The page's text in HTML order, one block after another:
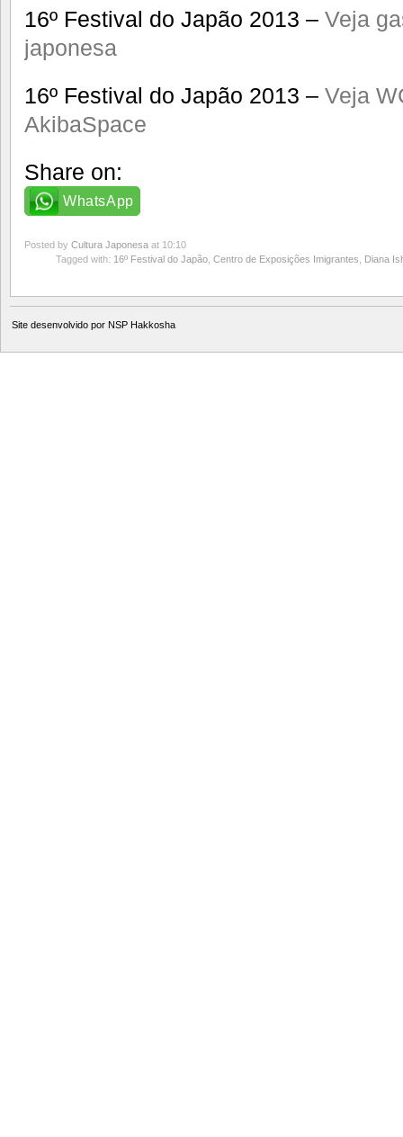
16º Festival do Japão 2013 – Veja
japonesa
16º Festival do Japão 2013 – Veja
AkibaSpace
Share on:
WhatsApp
Posted by Cultura Japonesa at 10:10
Tagged with: 16º Festival do Japão Centro de Exposições Imigrantes Diana
Site desenvolvido por NSP Hakkosha